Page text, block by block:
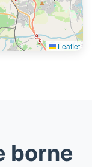
Leaflet
borne